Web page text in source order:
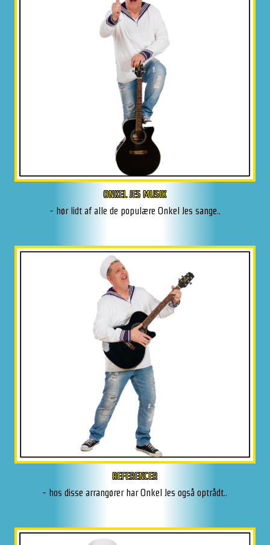
ONKEL JES MUSIK
- hør lidt af alle de populære Onkel Jes sange..
REFERENCER
- hos disse arrangører har Onkel Jes også optrådt..